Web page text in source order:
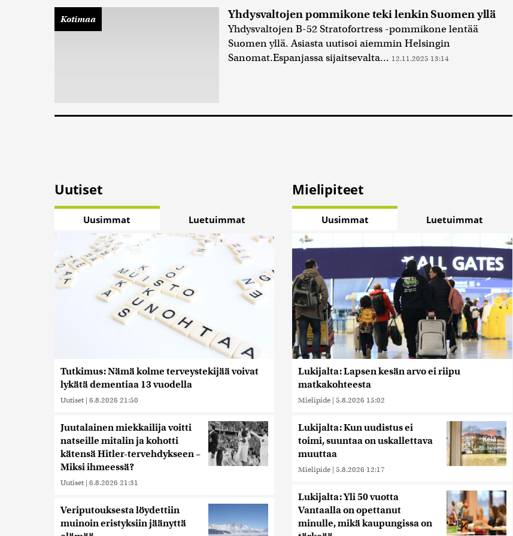
Kotimaa Yhdysvaltojen pommikone teki lenkin Suomen yllä
Yhdysvaltojen B-52 Stratofortress -pommikone lentää
Suomen yllä. Asiasta uutisoi aiemmin Helsingin
Sanomat.Espanjassa sijaitsevalta... 12.11.2025 13:14
Uutiset
Uusimmat Luetuimmat
Tutkimus: Nämä kolme terveystekijää voivat
lykätä dementiaa 13 vuodella
Uutiset | 6.8.2026 21:50
Juutalainen miekkailija voitti
natseille mitalin ja kohotti
kätensä Hitler-tervehdykseen –
Miksi ihmeessä?
Uutiset | 6.8.2026 21:31
Veriputouksesta löydettiin
muinoin eristyksiin jäänyttä
Mielipiteet
Uusimmat Luetuimmat
Lukijalta: Lapsen kesän arvo ei riipu
matkakohteesta
Mielipide | 5.8.2026 15:02
Lukijalta: Kun uudistus ei
toimi, suuntaa on uskallettava
muuttaa
Mielipide | 5.8.2026 12:17
Lukijalta: Yli 50 vuotta
Vantaalla on opettanut
minulle, mikä kaupungissa on